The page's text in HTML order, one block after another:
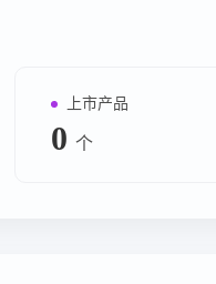
上市产品
0 个